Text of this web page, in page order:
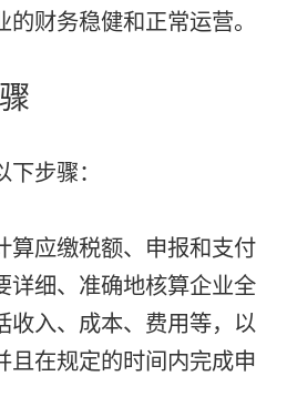
财务稳健和正常运营。
步骤：
算应缴税额、申报和支付
详细、准确地核算企业全
收入、成本、费用等，以
且在规定的时间内完成申